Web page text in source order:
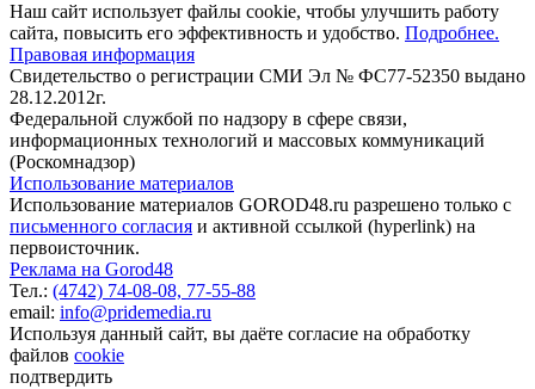
Наш сайт использует файлы cookie, чтобы улучшить работу
сайта, повысить его эффективность и удобство. Подробнее.
Правовая информация
Свидетельство о регистрации СМИ Эл № ФС77-52350 выдано
28.12.2012г.
Федеральной службой по надзору в сфере связи,
информационных технологий и массовых коммуникаций
(Роскомнадзор)
Использование материалов
Использование материалов GOROD48.ru разрешено только с
письменного согласия и активной ссылкой (hyperlink) на
первоисточник.
Реклама на Gorod48
Тел.: (4742) 74-08-08, 77-55-88
email: info@pridemedia.ru
Используя данный сайт, вы даёте согласие на обработку
файлов cookie
подтвердить